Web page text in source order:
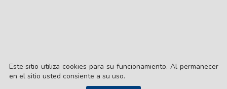
Este sitio utiliza cookies para su funcionamiento. Al permanecer
en el sitio usted consiente a su uso.